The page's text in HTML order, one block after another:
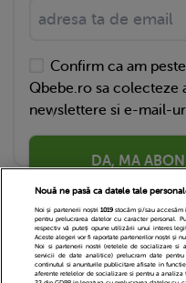
Confirm ca am
Qbebe.ro sa colecteze
newslettere si e-mail-
DA, MA
Nouă ne pasă ca datele tale
Noi și partenerii noștri 1019stocăm și/sau accesăm
pentru prelucrarea datelor cu caracter personal.
respectiv vă puteți opune utilizării unui interes
Aceste alegeri vor fi raportate partenerilor noștri și
Noi si partenerii nostri (retelele de socializare si
servicii de date analitice) prelucram date
continutul si anunturile publicitare afisate in
aferente retelelor de socializare si pentru a